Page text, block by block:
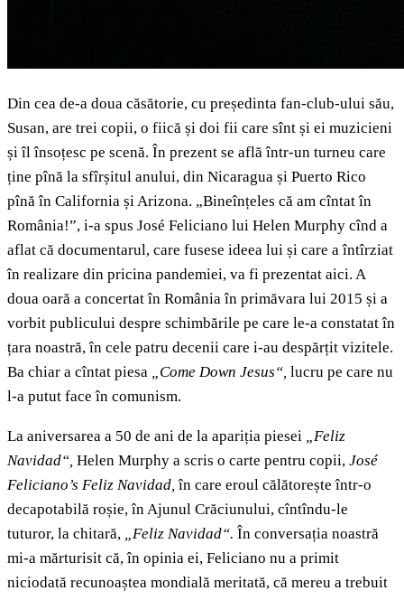
Din cea de-a doua căsătorie, cu președinta fan-club-ului său,
Susan, are trei copii, o fiică și doi fii care sînt și ei muzicieni
și îl însoțesc pe scenă. În prezent se află într-un turneu care
ține pînă la sfîrșitul anului, din Nicaragua și Puerto Rico
pînă în California și Arizona. „Bineînțeles că am cîntat în
România!”, i-a spus José Feliciano lui Helen Murphy cînd a
aflat că documentarul, care fusese ideea lui și care a întîrziat
în realizare din pricina pandemiei, va fi prezentat aici. A
doua oară a concertat în România în primăvara lui 2015 și a
vorbit publicului despre schimbările pe care le-a constatat în
țara noastră, în cele patru decenii care i-au despărțit vizitele.
Ba chiar a cîntat piesa „Come Down Jesus“, lucru pe care nu
l-a putut face în comunism.
La aniversarea a 50 de ani de la apariția piesei „Feliz
Navidad“, Helen Murphy a scris o carte pentru copii, José
Feliciano’s Feliz Navidad, în care eroul călătorește într-o
decapotabilă roșie, în Ajunul Crăciunului, cîntîndu-le
tuturor, la chitară, „Feliz Navidad“. În conversația noastră
mi-a mărturisit că, în opinia ei, Feliciano nu a primit
niciodată recunoaștea mondială meritată, că mereu a trebuit